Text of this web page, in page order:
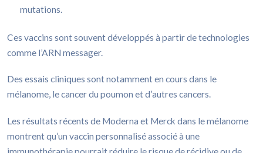
mutations.
Ces vaccins sont souvent développés à partir de technologies
comme l’ARN messager.
Des essais cliniques sont notamment en cours dans le
mélanome, le cancer du poumon et d’autres cancers.
Les résultats récents de Moderna et Merck dans le mélanome
montrent qu’un vaccin personnalisé associé à une